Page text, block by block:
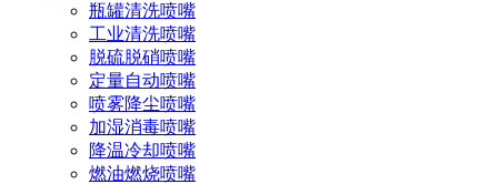
瓶罐清洗喷嘴
工业清洗喷嘴
脱硫脱硝喷嘴
定量自动喷嘴
喷雾降尘喷嘴
加湿消毒喷嘴
降温冷却喷嘴
燃油燃烧喷嘴
瓶罐清洗喷嘴